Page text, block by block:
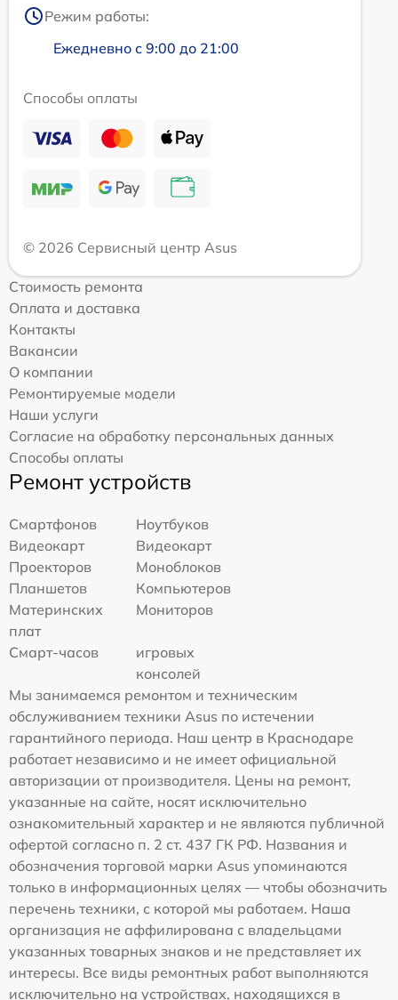
Режим работы:
Ежедневно с 9:00 до 21:00
Способы оплаты
© 2026 Сервисный центр Asus
Стоимость ремонта
Оплата и доставка
Контакты
Вакансии
О компании
Ремонтируемые модели
Наши услуги
Согласие на обработку персональных данных
Способы оплаты
Ремонт устройств
Смартфонов
Ноутбуков
Видеокарт
Видеокарт
Проекторов
Моноблоков
Планшетов
Компьютеров
Материнских
плат
Мониторов
Смарт-часов
игровых
консолей
Мы занимаемся ремонтом и техническим
обслуживанием техники Asus по истечении
гарантийного периода. Наш центр в Краснодаре
работает независимо и не имеет официальной
авторизации от производителя. Цены на ремонт,
указанные на сайте, носят исключительно
ознакомительный характер и не являются публичной
офертой согласно п. 2 ст. 437 ГК РФ. Названия и
обозначения торговой марки Asus упоминаются
только в информационных целях — чтобы обозначить
перечень техники, с которой мы работаем. Наша
организация не аффилирована с владельцами
указанных товарных знаков и не представляет их
интересы. Все виды ремонтных работ выполняются
исключительно на устройствах, находящихся в